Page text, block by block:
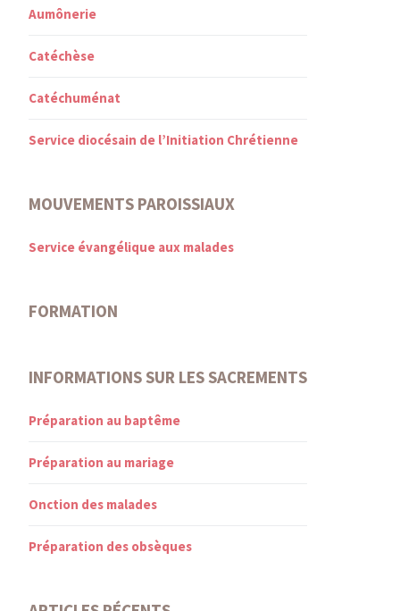
Aumônerie
Catéchèse
Catéchuménat
Service diocésain de l’Initiation Chrétienne
MOUVEMENTS PAROISSIAUX
Service évangélique aux malades
FORMATION
INFORMATIONS SUR LES SACREMENTS
Préparation au baptême
Préparation au mariage
Onction des malades
Préparation des obsèques